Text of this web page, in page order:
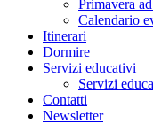
Primavera
Calendario
Itinerari
Dormire
Servizi educativi
Servizi
Contatti
Newsletter